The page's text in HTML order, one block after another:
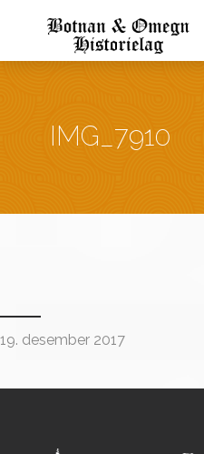
IMG_7910
19. desember 2017